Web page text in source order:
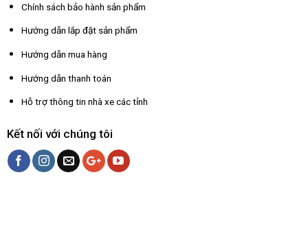
Chính sách bảo hành sản phẩm
Hướng dẫn lắp đặt sản phẩm
Hướng dẫn mua hàng
Hướng dẫn thanh toán
Hỗ trợ thông tin nhà xe các tỉnh
Kết nối với chúng tôi